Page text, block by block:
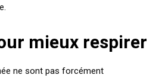
mieux respirer
ne sont pas forcément